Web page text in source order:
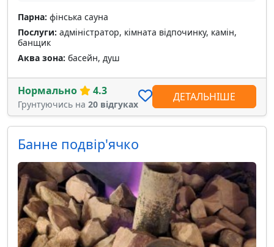
Парна: фінська сауна
Послуги: адміністратор, кімната відпочинку, камін,
банщик
Аква зона: басейн, душ
Нормально 4.3
Грунтуючись на 20 відгуках
ДЕТАЛЬНІШЕ
Банне подвір'ячко